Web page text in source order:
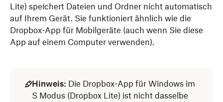
Lite) speichert Dateien und Ordner nicht automatisch
auf Ihrem Gerät. Sie funktioniert ähnlich wie die
Dropbox-App für Mobilgeräte (auch wenn Sie diese
App auf einem Computer verwenden).
Hinweis: Die Dropbox-App für Windows im
S Modus (Dropbox Lite) ist nicht dasselbe